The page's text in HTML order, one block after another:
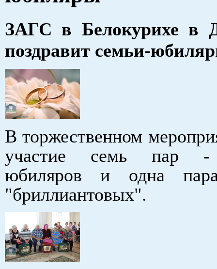
ЗАГС в Белокурихе в
поздравит семьи-
В торжественном
участие семь пар -
юбиляров и одна
"бриллиантовых".